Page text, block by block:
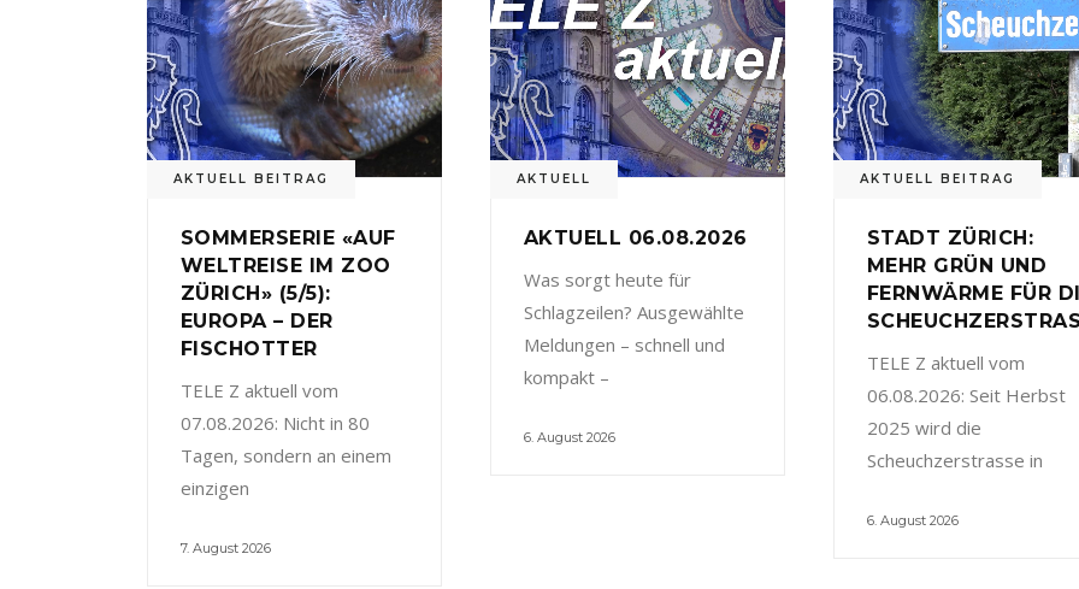
AKTUELL BEITRAG
SOMMERSERIE «AUF
WELTREISE IM ZOO
ZÜRICH» (5/5):
EUROPA – DER
FISCHOTTER
TELE Z aktuell vom
07.08.2026: Nicht in 80
Tagen, sondern an einem
einzigen
7. August 2026
AKTUELL
AKTUELL 06.08.2026
Was sorgt heute für
Schlagzeilen? Ausgewählte
Meldungen – schnell und
kompakt –
6. August 2026
AKTUELL BEITRAG
STADT ZÜRICH:
MEHR GRÜN UND
FERNWÄRME FÜR
TELE Z aktuell vom
06.08.2026: Seit Herbst
2025 wird die
Scheuchzerstrasse in
6. August 2026